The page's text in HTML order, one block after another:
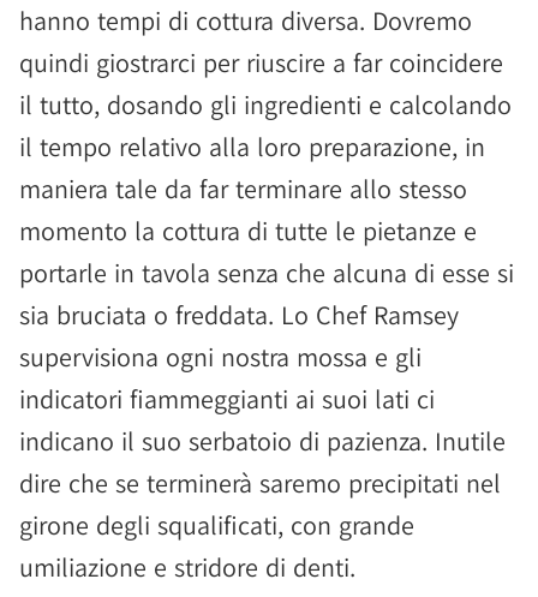
hanno tempi di cottura diversa. Dovremo
quindi giostrarci per riuscire a far coincidere
il tutto, dosando gli ingredienti e calcolando
il tempo relativo alla loro preparazione, in
maniera tale da far terminare allo stesso
momento la cottura di tutte le pietanze e
portarle in tavola senza che alcuna di esse si
sia bruciata o freddata. Lo Chef Ramsey
supervisiona ogni nostra mossa e gli
indicatori fiammeggianti ai suoi lati ci
indicano il suo serbatoio di pazienza. Inutile
dire che se terminerà saremo precipitati nel
girone degli squalificati, con grande
umiliazione e stridore di denti.